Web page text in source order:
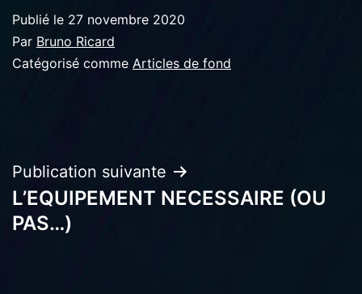
Publié le 27 novembre 2020
Par Bruno Ricard
Catégorisé comme Articles de fond
Navigation
de
Publication suivante
L’EQUIPEMENT NECESSAIRE (OU
PAS…)